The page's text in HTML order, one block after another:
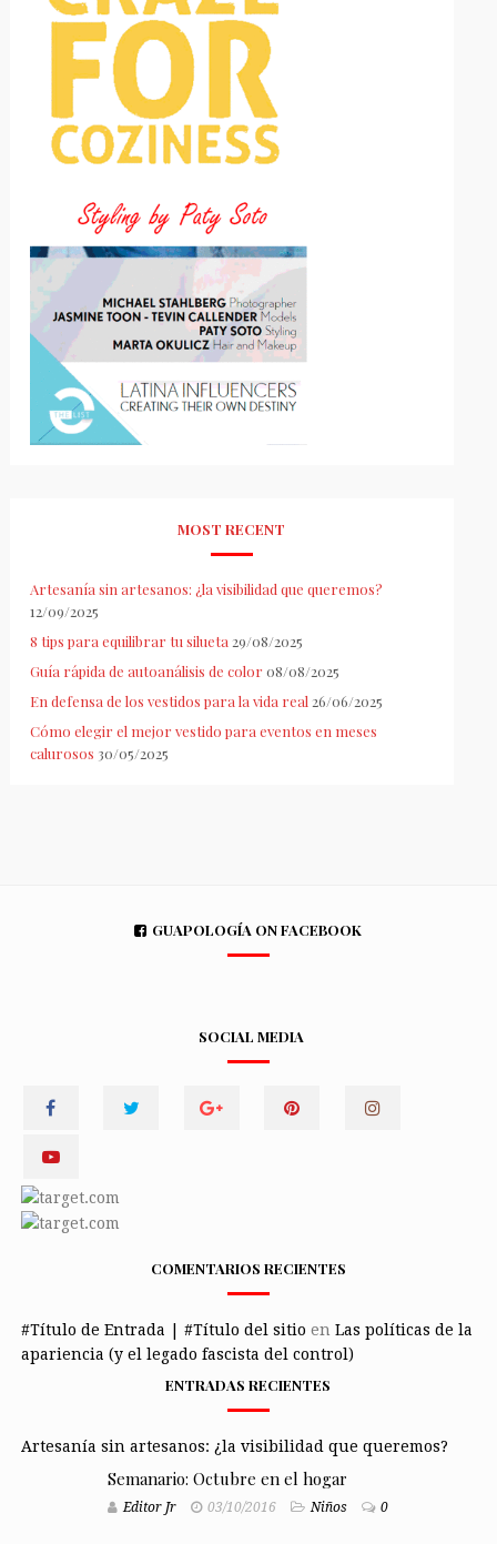
MOST RECENT
Artesanía sin artesanos: ¿la visibilidad que queremos?
12/09/2025
8 tips para equilibrar tu silueta 29/08/2025
Guía rápida de autoanálisis de color 08/08/2025
En defensa de los vestidos para la vida real 26/06/2025
Cómo elegir el mejor vestido para eventos en meses
calurosos 30/05/2025
GUAPOLOGÍA ON FACEBOOK
SOCIAL MEDIA
COMENTARIOS RECIENTES
#Título de Entrada | #Título del sitio en Las políticas de la
apariencia (y el legado fascista del control)
ENTRADAS RECIENTES
Artesanía sin artesanos: ¿la visibilidad que queremos?
Semanario: Octubre en el hogar
Editor Jr 03/10/2016 Niños 0